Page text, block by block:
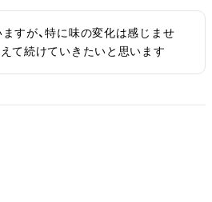
すが、特に味の変化は感じませ
て続けていきたいと思います